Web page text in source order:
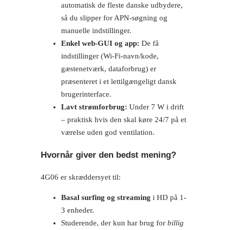
automatisk de fleste danske udbydere,
så du slipper for APN-søgning og
manuelle indstillinger.
Enkel web-GUI og app: De få
indstillinger (Wi-Fi-navn/kode,
gæstenetværk, dataforbrug) er
præsenteret i et lettilgængeligt dansk
brugerinterface.
Lavt strømforbrug: Under 7 W i drift
– praktisk hvis den skal køre 24/7 på et
værelse uden god ventilation.
Hvornår giver den bedst mening?
4G06 er skræddersyet til:
Basal surfing og streaming i HD på 1-
3 enheder.
Studerende, der kun har brug for billig